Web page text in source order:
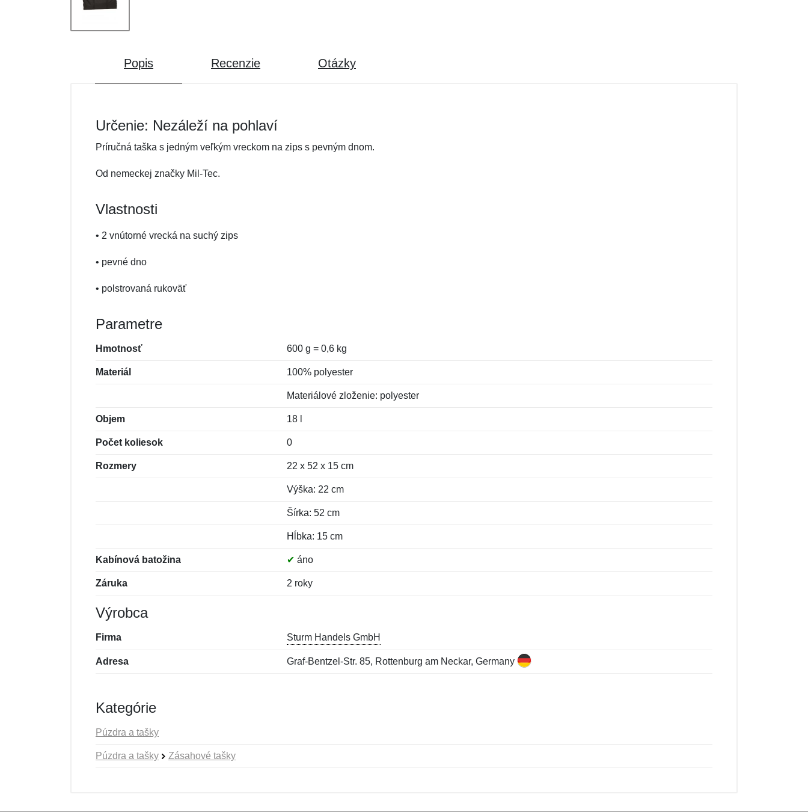
Popis Recenzie Otázky
Určenie: Nezáleží na pohlaví
Príručná taška s jedným veľkým vreckom na zips s pevným dnom.
Od nemeckej značky Mil-Tec.
Vlastnosti
• 2 vnútorné vrecká na suchý zips
• pevné dno
• polstrovaná rukoväť
Parametre
Hmotnosť 600 g = 0,6 kg
Materiál 100% polyester
Materiálové zloženie: polyester
Objem 18 l
Počet koliesok 0
Rozmery 22 x 52 x 15 cm
Výška: 22 cm
Šírka: 52 cm
Hĺbka: 15 cm
Kabínová batožina ✔ áno
Záruka 2 roky
Výrobca
Firma Sturm Handels GmbH
Adresa Graf-Bentzel-Str. 85, Rottenburg am Neckar, Germany
Kategórie
Púzdra a tašky
Púzdra a tašky Zásahové tašky